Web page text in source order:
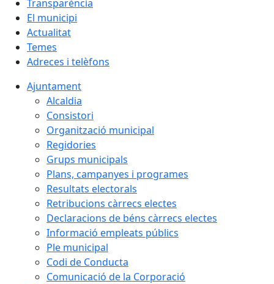
Transparència
El municipi
Actualitat
Temes
Adreces i telèfons
Ajuntament
Alcaldia
Consistori
Organització municipal
Regidories
Grups municipals
Plans, campanyes i programes
Resultats electorals
Retribucions càrrecs electes
Declaracions de béns càrrecs electes
Informació empleats públics
Ple municipal
Codi de Conducta
Comunicació de la Corporació